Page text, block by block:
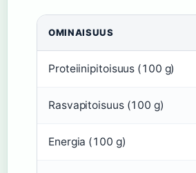
OMINAISUUS
Proteiinipitoisuus (100 g)
Rasvapitoisuus (100 g)
Energia (100 g)